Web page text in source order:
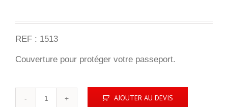
REF : 1513
Couverture pour protéger votre passeport.
AJOUTER AU DEVIS